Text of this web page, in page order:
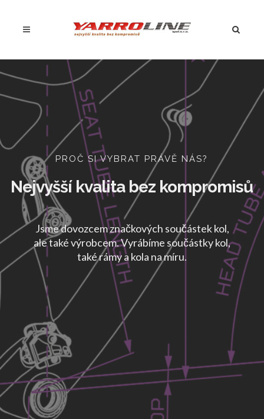
PROČ SI VYBRAT PRÁVĚ NÁS?
Nejvyšší kvalita bez kompromisů
Jsme dovozcem značkových součástek kol,
ale také výrobcem. Vyrábíme součástky kol,
také rámy a kola na míru.